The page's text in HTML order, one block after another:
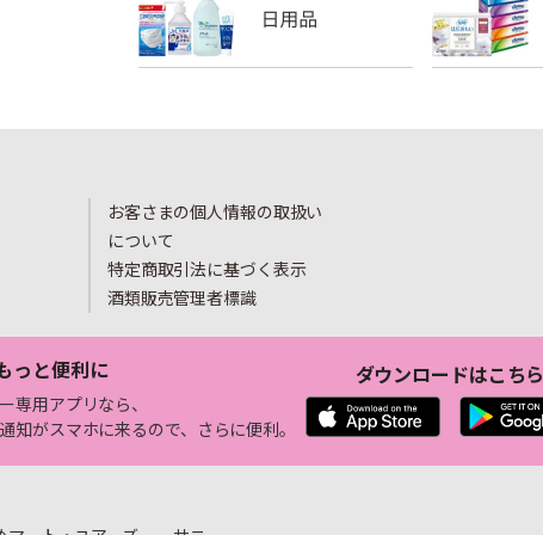
お客さまの個人情報の取扱い
について
特定商取引法に基づく表示
酒類販売管理者標識
っと便利に
専用アプリなら、
知がスマホに来るので、さらに便利。
ダウンロードはこちら